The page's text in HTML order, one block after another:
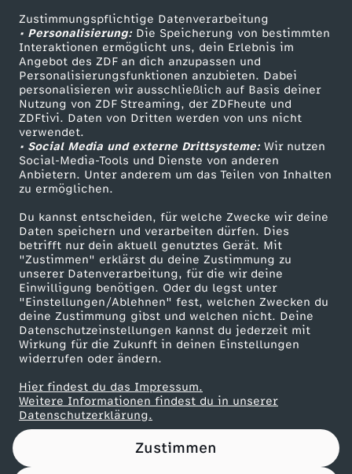
Zustimmungspflichtige Datenverarbeitung
• Personalisierung:Die Speicherung von bestimmten
Interaktionen ermöglicht uns, dein Erlebnis im
Angebot des ZDF an dich anzupassen und
Personalisierungsfunktionen anzubieten. Dabei
personalisieren wir ausschließlich auf Basis deiner
Nutzung von ZDF Streaming, der ZDFheute und
ZDFtivi. Daten von Dritten werden von uns nicht
verwendet.
• Social Media und externe Drittsysteme:Wir nutzen
Social-Media-Tools und Dienste von anderen
Anbietern. Unter anderem um das Teilen von Inhalten
zu ermöglichen.
Du kannst entscheiden, für welche Zwecke wir deine
Daten speichern und verarbeiten dürfen. Dies
betrifft nur dein aktuell genutztes Gerät. Mit
"Zustimmen" erklärst du deine Zustimmung zu
unserer Datenverarbeitung, für die wir deine
Einwilligung benötigen. Oder du legst unter
"Einstellungen/Ablehnen" fest, welchen Zwecken du
deine Zustimmung gibst und welchen nicht. Deine
Datenschutzeinstellungen kannst du jederzeit mit
Wirkung für die Zukunft in deinen Einstellungen
widerrufen oder ändern.
Hier findest du das Impressum.
Weitere Informationen findest du in unserer
Datenschutzerklärung.
Zustimmen
Livestreams
Sendungen A-Z
TV-Programm
Zuschauerservice
Hilfe
ZDF Unternehmen
Karriere
ZDF goes Schule
Werbefernsehen
Mainzelmännchen
Partner